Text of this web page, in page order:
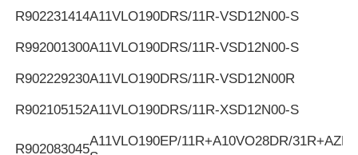
R902231414A11VLO190DRS/11R-VSD12N00-S
R992001300A11VLO190DRS/11R-VSD12N00-S
R902229230A11VLO190DRS/11R-VSD12N00R
R902105152A11VLO190DRS/11R-XSD12N00-S
R902083045
A11VLO190EP/11R+A10VO28DR/